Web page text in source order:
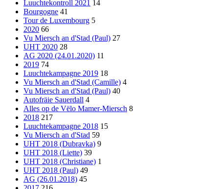
Luuchtekontroll 2021 14
Bourgogne 41
Tour de Luxembourg 5
2020 66
Vu Miersch an d'Stad (Paul) 27
UHT 2020 28
AG 2020 (24.01.2020) 11
2019 74
Luuchtekampagne 2019 18
Vu Miersch an d'Stad (Camille) 4
Vu Miersch an d'Stad (Paul) 40
Autofräie Sauerdall 4
Alles op de Vëlo Mamer-Miersch 8
2018 217
Luuchtekampagne 2018 15
Vu Miersch an d'Stad 59
UHT 2018 (Dubravka) 9
UHT 2018 (Liette) 39
UHT 2018 (Christiane) 1
UHT 2018 (Paul) 49
AG (26.01.2018) 45